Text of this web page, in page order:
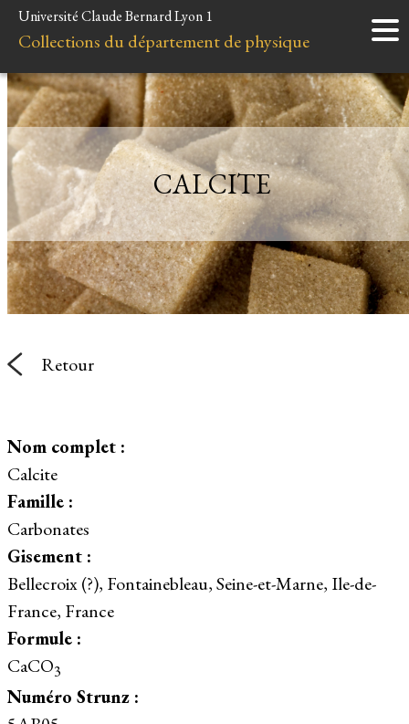
Accueil
Instruments
Minéraux
Liens et ressources
Université Claude Bernard Lyon 1
Collections du département de physique
CALCITE
Retour
Nom complet :
Calcite
Famille :
Carbonates
Gisement :
Bellecroix (?), Fontainebleau, Seine-et-Marne, Ile-de-
France, France
Formule :
CaCO3
Numéro Strunz :